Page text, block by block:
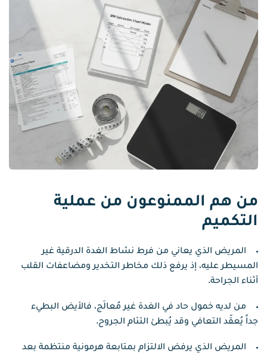
من هم الممنوعون من عملية
التكميم
المريض الذي يعاني من فرط نشاط الغدة الدرقية غير
المسيطر عليه، إذ يرفع ذلك مخاطر التخدير ومضاعفات القلب
أثناء الجراحة.
من لديه خمول حاد في الغدة غير مُعالَج، فالأيض البطيء
جداً يُعقّد التعافي وقد يُبطئ التئام الجروح.
المريض الذي يرفض الالتزام بمتابعة هرمونية منتظمة بعد